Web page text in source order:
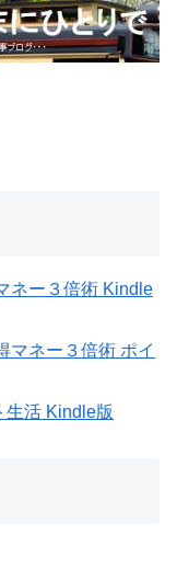
ネー３倍術 Kindle
マネー３倍術 ポイ
生活 Kindle版